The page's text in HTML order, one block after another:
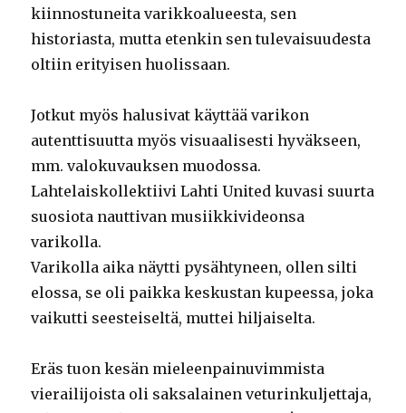
kiinnostuneita varikkoalueesta, sen
historiasta, mutta etenkin sen tulevaisuudesta
oltiin erityisen huolissaan.
Jotkut myös halusivat käyttää varikon
autenttisuutta myös visuaalisesti hyväkseen,
mm. valokuvauksen muodossa.
Lahtelaiskollektiivi Lahti United kuvasi suurta
suosiota nauttivan musiikkivideonsa
varikolla.
Varikolla aika näytti pysähtyneen, ollen silti
elossa, se oli paikka keskustan kupeessa, joka
vaikutti seesteiseltä, muttei hiljaiselta.
Eräs tuon kesän mieleenpainuvimmista
vierailijoista oli saksalainen veturinkuljettaja,